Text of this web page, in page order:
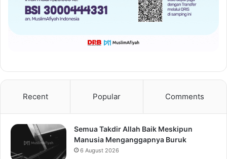
Recent Popular Comments
Semua Takdir Allah Baik Meskipun
Manusia Menganggapnya Buruk
6 August 2026